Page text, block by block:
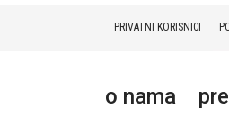
PRIVATNI KORISNICI
o nama